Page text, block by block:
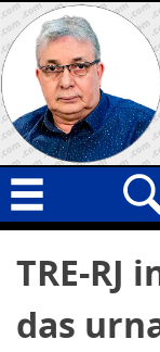
Skip
to
content
Geral
Cidades
por:
TRE-RJ
das